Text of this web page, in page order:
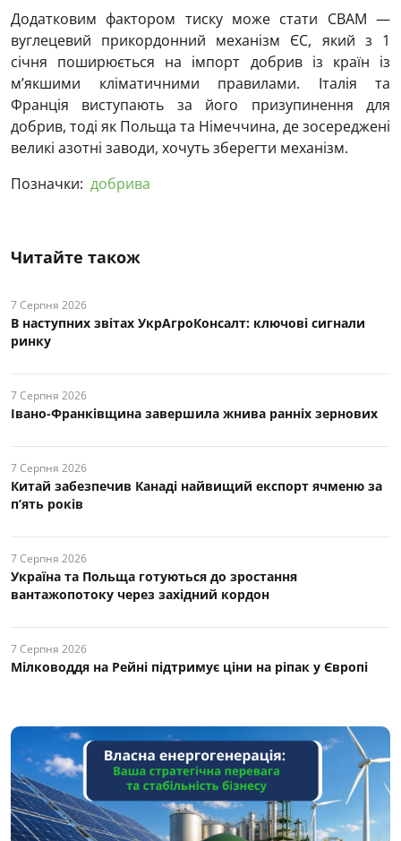
Додатковим фактором тиску може стати CBAM —
вуглецевий прикордонний механізм ЄС, який з 1
січня поширюється на імпорт добрив із країн із
м’якшими кліматичними правилами. Італія та
Франція виступають за його призупинення для
добрив, тоді як Польща та Німеччина, де зосереджені
великі азотні заводи, хочуть зберегти механізм.
Позначки: добрива
Читайте також
7 Серпня 2026
В наступних звітах УкрАгроКонсалт: ключові cигнали
ринку
7 Серпня 2026
Івано-Франківщина завершила жнива ранніх зернових
7 Серпня 2026
Китай забезпечив Канаді найвищий експорт ячменю за
п’ять років
7 Серпня 2026
Україна та Польща готуються до зростання
вантажопотоку через західний кордон
7 Серпня 2026
Мілководдя на Рейні підтримує ціни на ріпак у Європі